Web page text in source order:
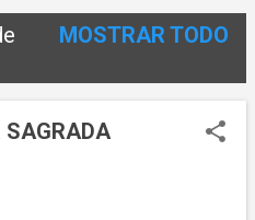
MOSTRAR TODO